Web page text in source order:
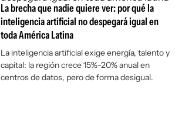
La brecha que nadie quiere ver: por qué la
inteligencia artificial no despegará igual en
toda América Latina
La inteligencia artificial exige energía, talento y
capital: la región crece 15%-20% anual en
centros de datos, pero de forma desigual.